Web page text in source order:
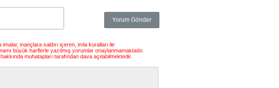
inançlara saldırı içeren, imla kuralları ile
büyük harflerle yazılmış yorumlar onaylanmamaktadır.
muhatapları tarafından dava açılabilmektedir.